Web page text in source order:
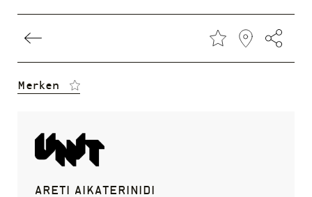
Direkt
Merken
Areti Aikaterinidi